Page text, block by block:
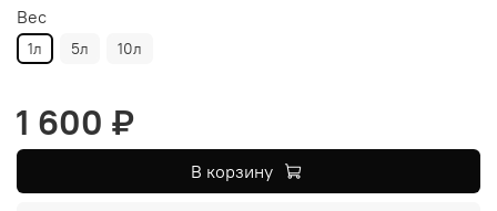
Вес
1л 5л 10л
1 600 ₽
В корзину